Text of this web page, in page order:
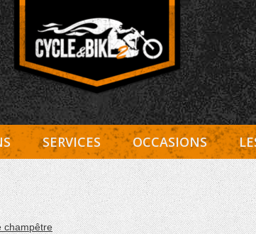
Cycle et Bike
Entretien Harley-Davidson, préparation et custom,
SERVICES OCCASIONS
champêtre